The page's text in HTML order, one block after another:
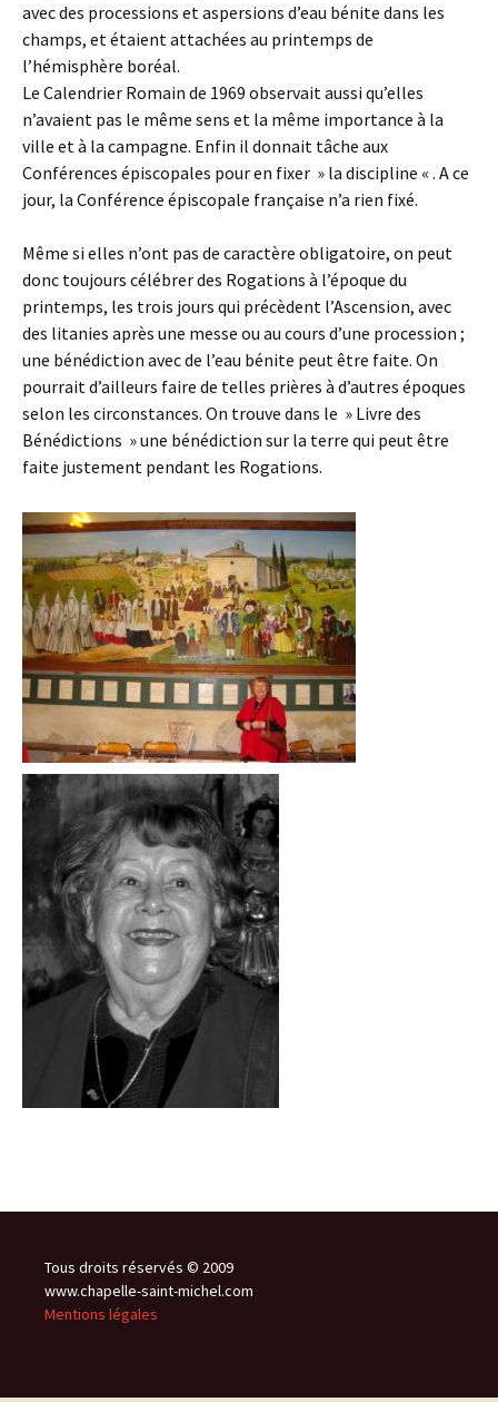
avec des processions et aspersions d’eau bénite dans les
champs, et étaient attachées au printemps de
l’hémisphère boréal.
Le Calendrier Romain de 1969 observait aussi qu’elles
n’avaient pas le même sens et la même importance à la
ville et à la campagne. Enfin il donnait tâche aux
Conférences épiscopales pour en fixer » la discipline « . A ce
jour, la Conférence épiscopale française n’a rien fixé.
Même si elles n’ont pas de caractère obligatoire, on peut
donc toujours célébrer des Rogations à l’époque du
printemps, les trois jours qui précèdent l’Ascension, avec
des litanies après une messe ou au cours d’une procession ;
une bénédiction avec de l’eau bénite peut être faite. On
pourrait d’ailleurs faire de telles prières à d’autres époques
selon les circonstances. On trouve dans le » Livre des
Bénédictions » une bénédiction sur la terre qui peut être
faite justement pendant les Rogations.
Tous droits réservés © 2009
www.chapelle-saint-michel.com
Mentions légales